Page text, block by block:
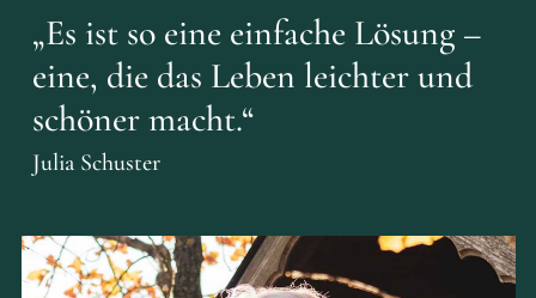
„Es ist so eine einfache Lösung –
eine, die das Leben leichter und
schöner macht.“
Julia Schuster